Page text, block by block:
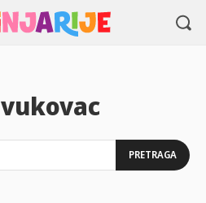
vukovac
PRETRAGA